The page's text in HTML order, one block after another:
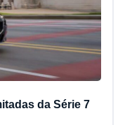
da Série 7